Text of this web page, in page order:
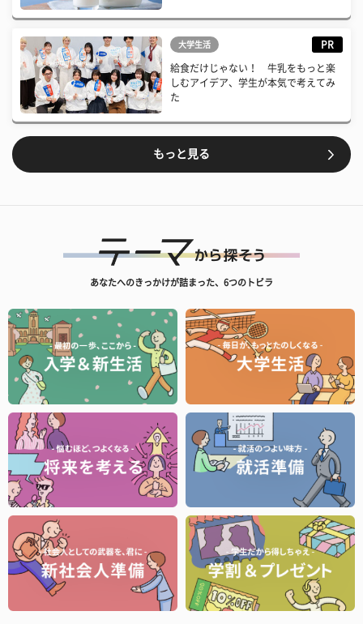
大学生活 PR
給食だけじゃない！ 牛乳をもっと楽
しむアイデア、学生が本気で考えてみ
た
もっと見る
あなたへのきっかけが詰まった、6つのトビラ